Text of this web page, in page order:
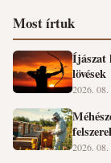
Most írtuk
Íjászat
lövések
2026. 08.
2026. 08.